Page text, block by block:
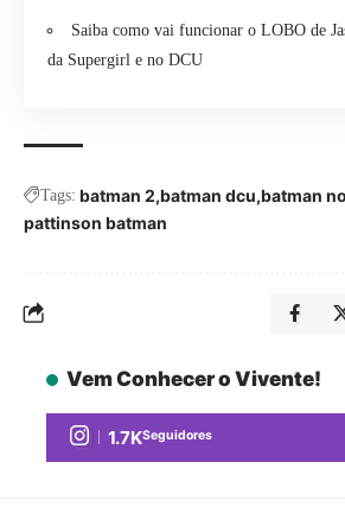
Saiba como vai funcionar o LOBO de
da Supergirl e no DCU
Tags: batman 2 batman dcu batman
pattinson batman
Vem Conhecer o Vivente!
1.7KSeguidores